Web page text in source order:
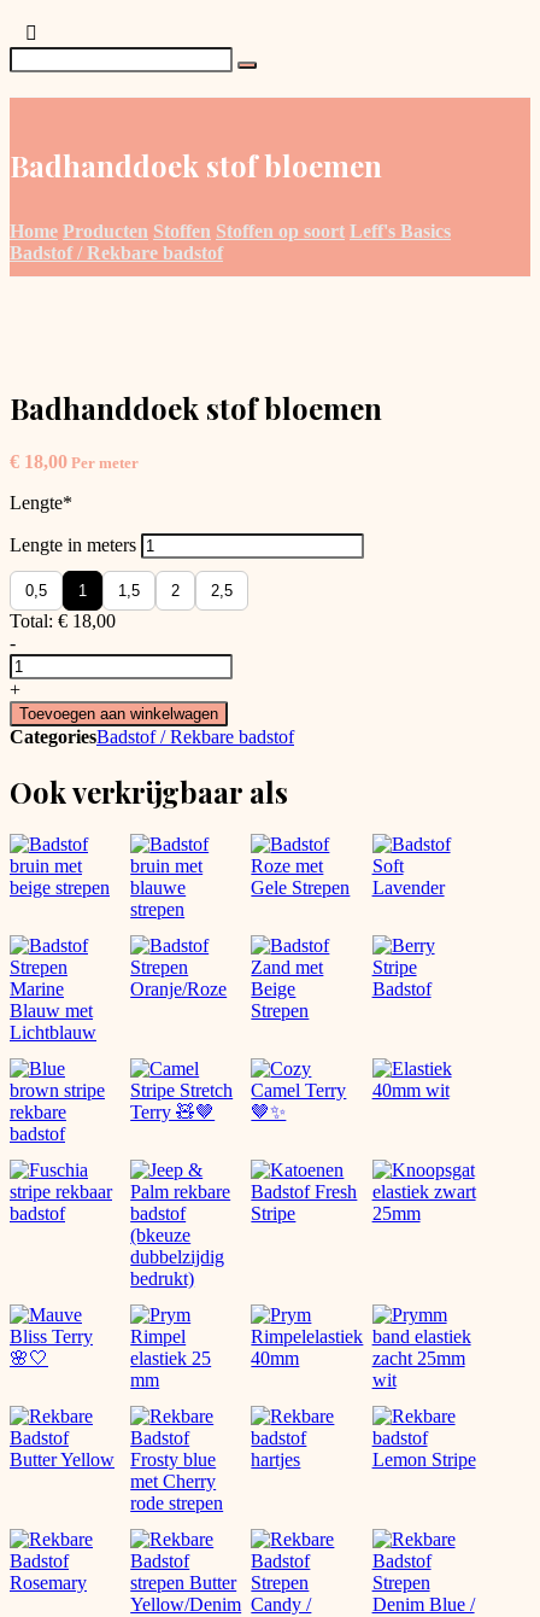
Badhanddoek stof bloemen
Home Producten Stoffen Stoffen op soort Leff's Basics
Badstof / Rekbare badstof
Badhanddoek stof bloemen
€ 18,00 Per meter
Lengte*
Lengte in meters
0,5 1 1,5 2 2,5
Total: € 18,00
-
Badhanddoek
stof
bloemen
aantal
+
Toevoegen aan winkelwagen
CategoriesBadstof / Rekbare badstof
Ook verkrijgbaar als